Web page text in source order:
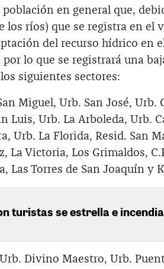
en general que,
los ríos) que se registra en el
del recurso hídrico en
lo que se registrará una
siguientes sectores:
Miguel, Urb. San José, Urb.
Luis, Urb. La Arboleda, Urb.
Urb. La Florida, Resid. San
La Victoria, Los Grimaldos,
Las Torres de San Joaquín y
turistas se estrella e
Urb. Divino Maestro, Urb.